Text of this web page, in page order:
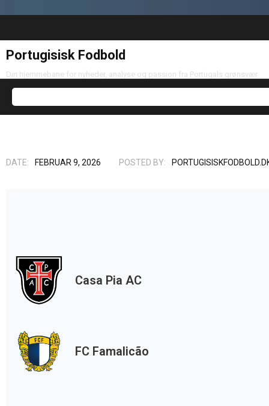
Portugisisk Fodbold
Din hjemmebane for nyheder, analyse og passion fra Portugals grønsvær
DATE: FEBRUAR 9, 2026 POSTED BY:
Casa Pia AC
FC Famalicão